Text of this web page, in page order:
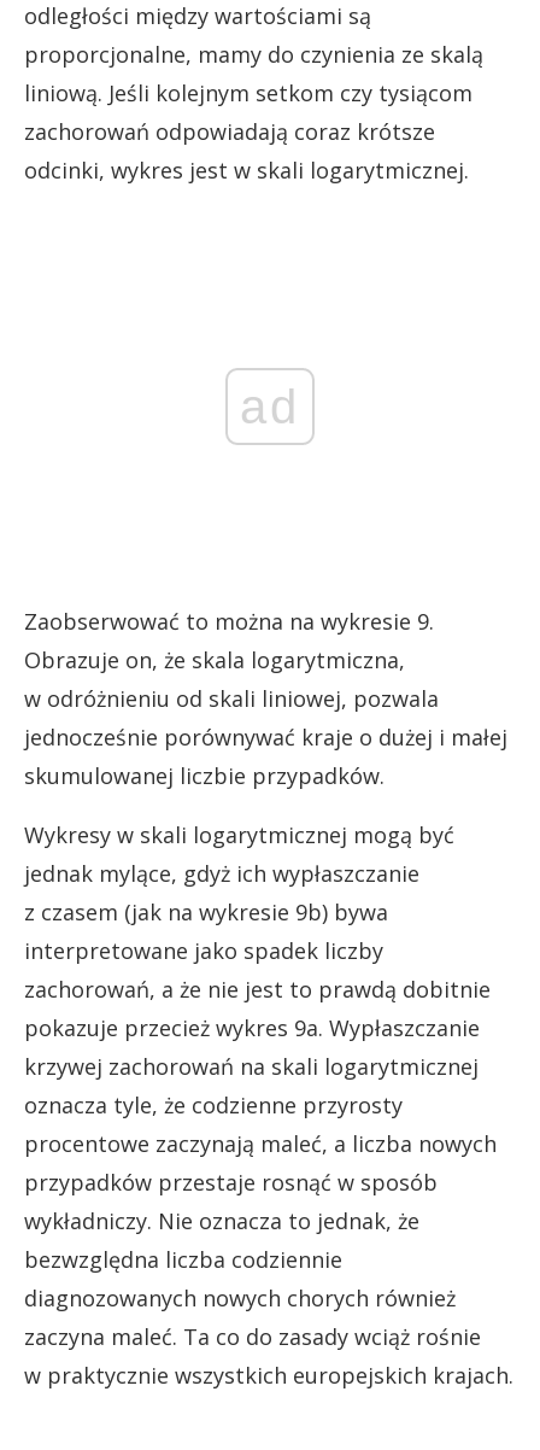
odległości między wartościami są
proporcjonalne, mamy do czynienia ze skalą
liniową. Jeśli kolejnym setkom czy tysiącom
zachorowań odpowiadają coraz krótsze
odcinki, wykres jest w skali logarytmicznej.
ad
Zaobserwować to można na wykresie 9.
Obrazuje on, że skala logarytmiczna,
w odróżnieniu od skali liniowej, pozwala
jednocześnie porównywać kraje o dużej i małej
skumulowanej liczbie przypadków.
Wykresy w skali logarytmicznej mogą być
jednak mylące, gdyż ich wypłaszczanie
z czasem (jak na wykresie 9b) bywa
interpretowane jako spadek liczby
zachorowań, a że nie jest to prawdą dobitnie
pokazuje przecież wykres 9a. Wypłaszczanie
krzywej zachorowań na skali logarytmicznej
oznacza tyle, że codzienne przyrosty
procentowe zaczynają maleć, a liczba nowych
przypadków przestaje rosnąć w sposób
wykładniczy. Nie oznacza to jednak, że
bezwzględna liczba codziennie
diagnozowanych nowych chorych również
zaczyna maleć. Ta co do zasady wciąż rośnie
w praktycznie wszystkich europejskich krajach.